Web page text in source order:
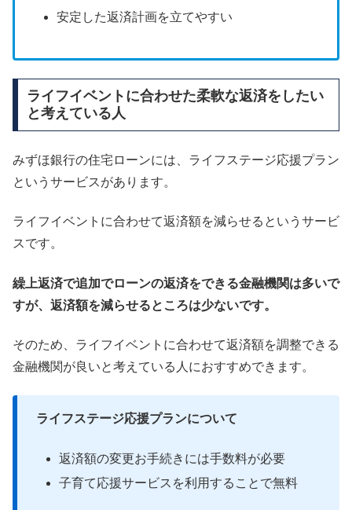
安定した返済計画を立てやすい
ライフイベントに合わせた柔軟な返済をしたい
と考えている人
みずほ銀行の住宅ローンには、ライフステージ応援プラン
というサービスがあります。
ライフイベントに合わせて返済額を減らせるというサービ
スです。
繰上返済で追加でローンの返済をできる金融機関は多いで
すが、返済額を減らせるところは少ないです。
そのため、ライフイベントに合わせて返済額を調整できる
金融機関が良いと考えている人におすすめできます。
ライフステージ応援プランについて
返済額の変更お手続きには手数料が必要
子育て応援サービスを利用することで無料